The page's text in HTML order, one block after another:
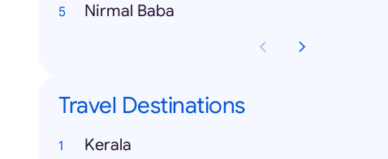
Nirmal Baba
Travel Destinations
Kerala